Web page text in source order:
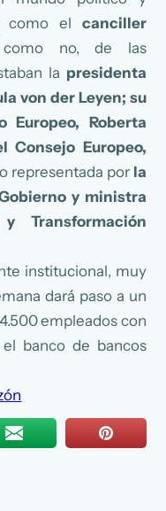
como el canciller
no, de las
la presidenta
von der Leyen; su
Europeo, Roberta
Consejo Europeo,
representada por la
y ministra
Transformación
institucional, muy
dará paso a un
empleados con
banco de bancos